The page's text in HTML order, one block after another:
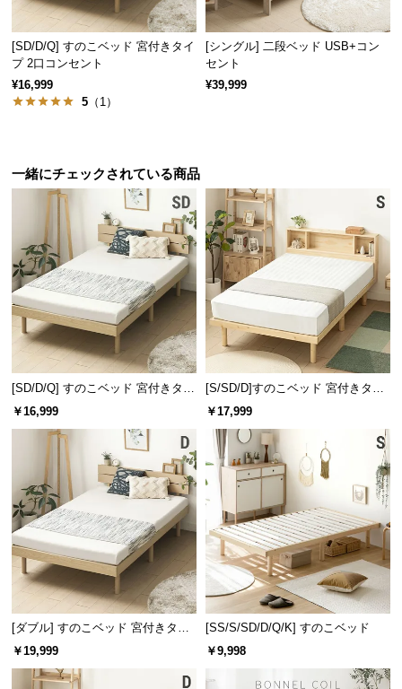
o.,
[SD/D/Q] すのこベッド 宮付きタイ
プ 2口コンセント
¥16,999
5 （1）
[シングル] 二段ベッド USB+コン
セント
¥39,999
一緒にチェックされている商品
[SD/D/Q] すのこベッド 宮付きタイ
プ 2口コンセント
￥16,999
[S/SD/D]すのこベッド 宮付きタイ
プ
￥17,999
[ダブル] すのこベッド 宮付きタイ
プ 2口コンセント
￥19,999
[SS/S/SD/D/Q/K] すのこベッド
￥9,998